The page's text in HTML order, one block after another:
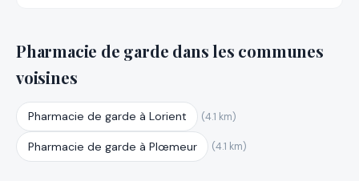
Pharmacie de garde dans les communes
voisines
Pharmacie de garde à Lorient (4.1 km)
Pharmacie de garde à Plœmeur (4.1 km)